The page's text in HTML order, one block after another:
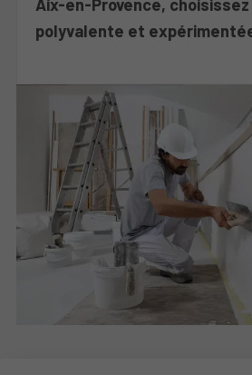
Aix-en-Provence,
polyvalente et